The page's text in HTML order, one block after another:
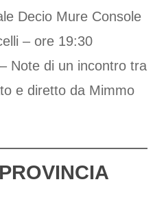
Decio Mure Console
– ore 19:30
Note di un incontro tra
e diretto da Mimmo